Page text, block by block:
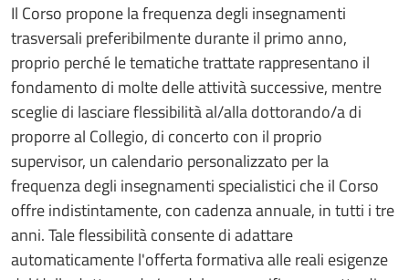
Il Corso propone la frequenza degli insegnamenti
trasversali preferibilmente durante il primo anno,
proprio perché le tematiche trattate rappresentano il
fondamento di molte delle attività successive, mentre
sceglie di lasciare flessibilità al/alla dottorando/a di
proporre al Collegio, di concerto con il proprio
supervisor, un calendario personalizzato per la
frequenza degli insegnamenti specialistici che il Corso
offre indistintamente, con cadenza annuale, in tutti i tre
anni. Tale flessibilità consente di adattare
automaticamente l'offerta formativa alle reali esigenze